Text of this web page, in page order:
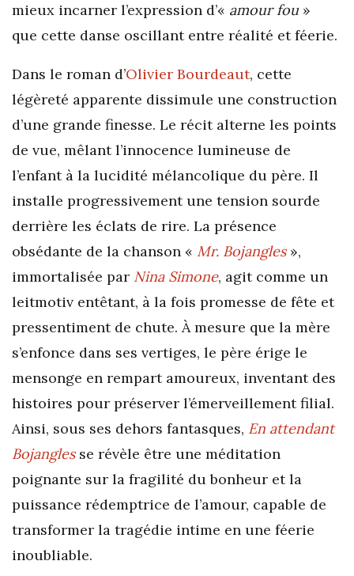
mieux incarner l’expression d’« amour fou»
que cette danse oscillant entre réalité et féerie.
Dans le roman d’Olivier Bourdeaut, cette
légèreté apparente dissimule une construction
d’une grande finesse. Le récit alterne les points
de vue, mêlant l’innocence lumineuse de
l’enfant à la lucidité mélancolique du père. Il
installe progressivement une tension sourde
derrière les éclats de rire. La présence
obsédante de la chanson « Mr. Bojangles »,
immortalisée par Nina Simone, agit comme un
leitmotiv entêtant, à la fois promesse de fête et
pressentiment de chute. À mesure que la mère
s’enfonce dans ses vertiges, le père érige le
mensonge en rempart amoureux, inventant des
histoires pour préserver l’émerveillement filial.
Ainsi, sous ses dehors fantasques, En attendant
Bojanglesse révèle être une méditation
poignante sur la fragilité du bonheur et la
puissance rédemptrice de l’amour, capable de
transformer la tragédie intime en une féerie
inoubliable.